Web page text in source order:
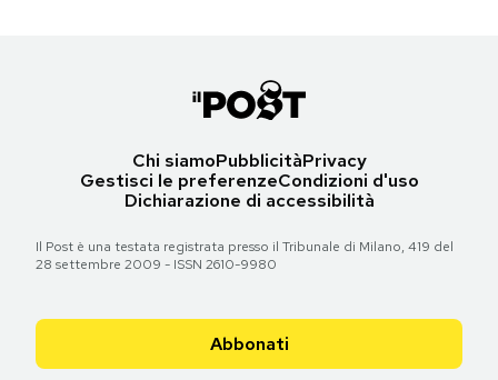
Chi siamoPubblicitàPrivacy
Gestisci le preferenzeCondizioni d'uso
Dichiarazione di accessibilità
Il Post è una testata registrata presso il Tribunale di Milano, 419 del
28 settembre 2009 - ISSN 2610-9980
Abbonati